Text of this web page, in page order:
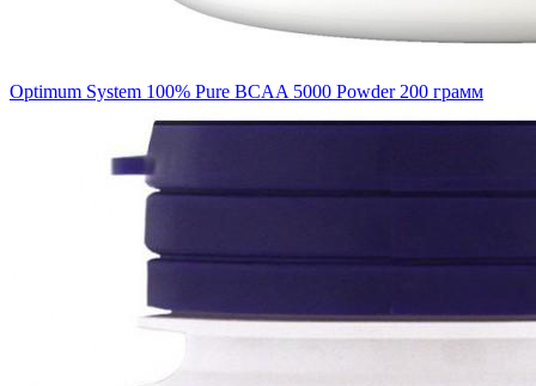
Optimum System 100% Pure BCAA 5000 Powder 200 грамм